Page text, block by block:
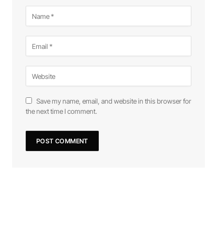
Save my name, email, and website in this browser for
the next time I comment.